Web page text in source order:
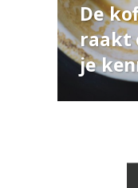
De
raakt
je